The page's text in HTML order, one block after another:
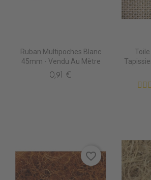
Ruban Multipoches Blanc
45mm - Vendu Au Mètre
0,91 €
favorite_border